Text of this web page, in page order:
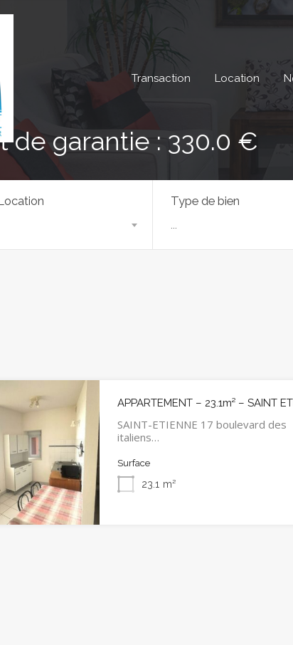
Transaction Location
de garantie : 330.0 €
Type de bien
APPARTEMENT – 23.1m² – SAINT
SAINT-ETIENNE 17 boulevard des
italiens…
Surface
23.1 m²